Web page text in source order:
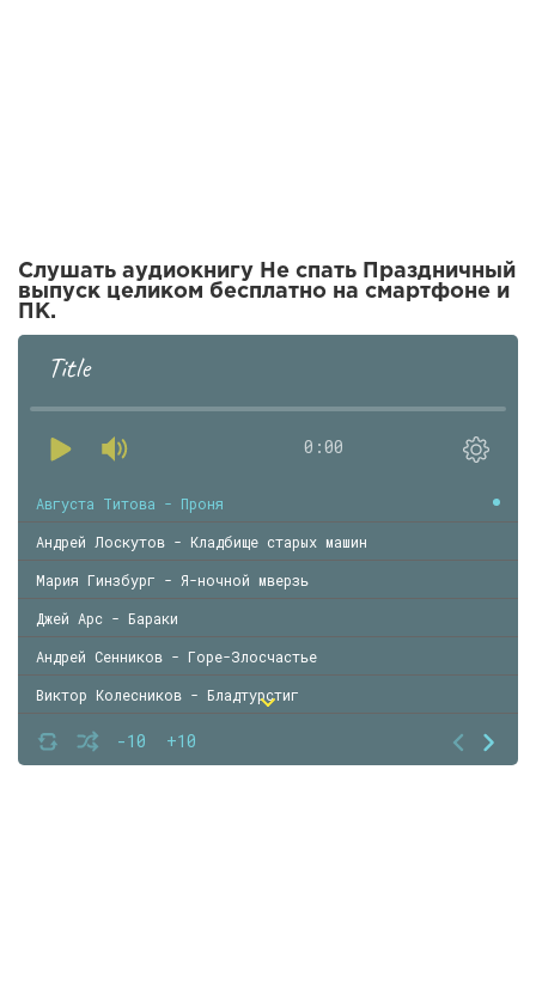
Слушать аудиокнигу Не спать Праздничный
выпуск целиком бесплатно на смартфоне и
ПК.
Title
0:00
-10 +10
Августа Титова - Проня
Андрей Лоскутов - Кладбище старых машин
Мария Гинзбург - Я-ночной мверзь
Джей Арс - Бараки
Андрей Сенников - Горе-Злосчастье
Виктор Колесников - Бладтурстиг
Кирилл Токарев - Господин десяти тысяч душ